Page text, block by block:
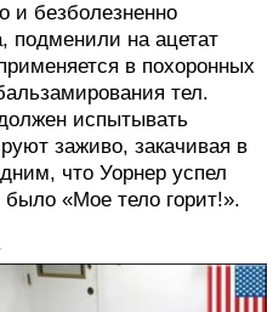
и безболезненно
подменили на ацетат
в похоронных
тел.
испытывать
заживо, закачивая в
что Уорнер успел
«Мое тело горит!».